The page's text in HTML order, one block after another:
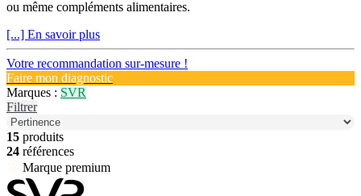
ou même compléments alimentaires.
[...] En savoir plus
Votre recommandation sur-mesure !
Faire mon diagnostic
Marques : SVR
Filtrer
15 produits
24 références
Marque premium